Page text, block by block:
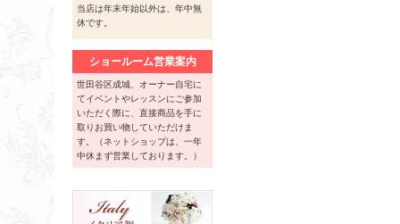
当店は年末年始以外は、年中無
休です。
ショールーム営業案内
世田谷区成城、オーナー自宅に
てイベントやレッスンにご参加
いただく際に、直接商品を手に
取りお買い物していただけま
す。（ネットショップは、一年
中休まず営業しております。）